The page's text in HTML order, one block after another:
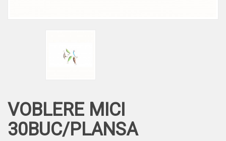
VOBLERE MICI
30BUC/PLANSA